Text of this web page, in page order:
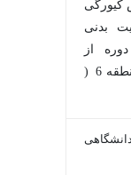
مسابقات 11 تیم ( از دانشگاههای منطقه 6 (